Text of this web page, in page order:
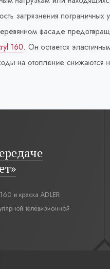
загрязнения
фасаде
160. Он остается
на отопление снижаются
и краска ADLER
телевизионной